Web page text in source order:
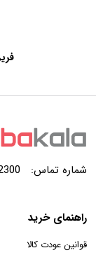
شماره تماس:
راهنمای خرید
قوانین عودت کالا